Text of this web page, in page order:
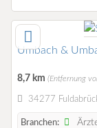
Umbach &
8,7 km (Entfernung
34277
Branchen: